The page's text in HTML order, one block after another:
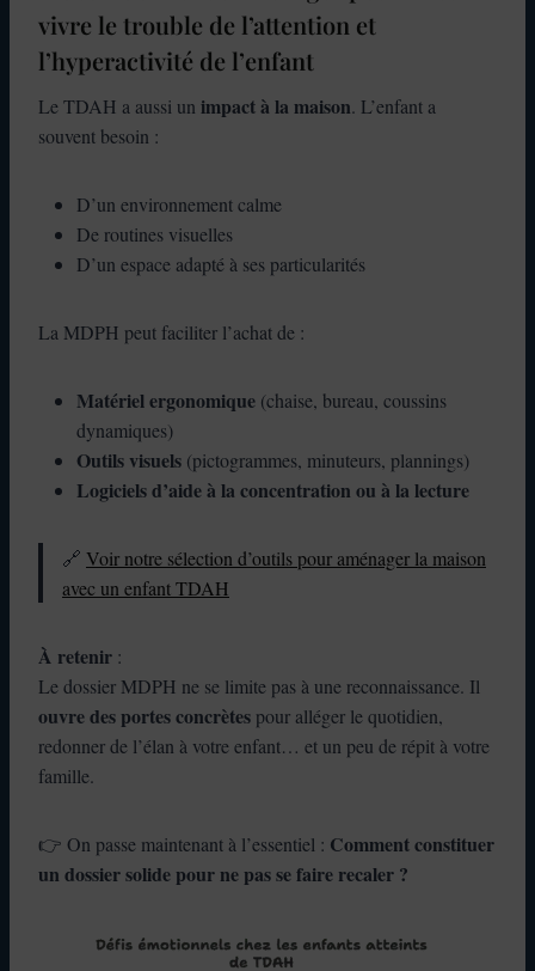
vivre le trouble de l’attention et
l’hyperactivité de l’enfant
Le TDAH a aussi un impact à la maison. L’enfant a
souvent besoin :
D’un environnement calme
De routines visuelles
D’un espace adapté à ses particularités
La MDPH peut faciliter l’achat de :
Matériel ergonomique (chaise, bureau, coussins
dynamiques)
Outils visuels (pictogrammes, minuteurs, plannings)
Logiciels d’aide à la concentration ou à la lecture
🔗 Voir notre sélection d’outils pour aménager la maison
avec un enfant TDAH
À retenir :
Le dossier MDPH ne se limite pas à une reconnaissance. Il
ouvre des portes concrètes pour alléger le quotidien,
redonner de l’élan à votre enfant… et un peu de répit à votre
famille.
👉 On passe maintenant à l’essentiel : Comment constituer
un dossier solide pour ne pas se faire recaler ?